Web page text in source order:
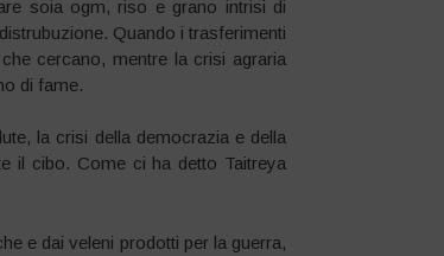
soia ogm, riso e grano intrisi di
Quando i trasferimenti
cercano, mentre la crisi agraria
di fame.
la crisi della democrazia e della
il cibo. Come ci ha detto Taitreya
e dai veleni prodotti per la guerra,